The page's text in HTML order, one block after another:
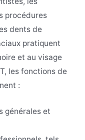
procédures
dents de
pratiquent
et au visage
les fonctions de
:
générales et